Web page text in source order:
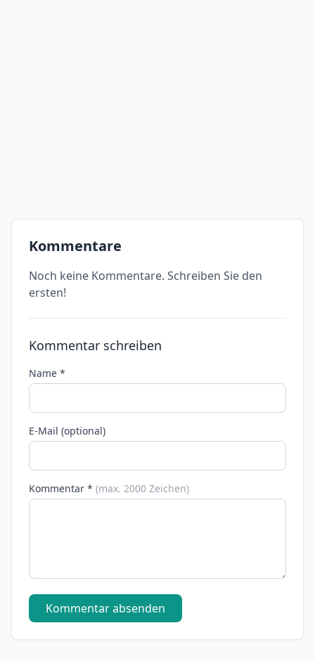
Kommentare
Noch keine Kommentare. Schreiben Sie den
ersten!
Kommentar schreiben
Name *
E-Mail (optional)
Kommentar * (max. 2000 Zeichen)
Kommentar absenden